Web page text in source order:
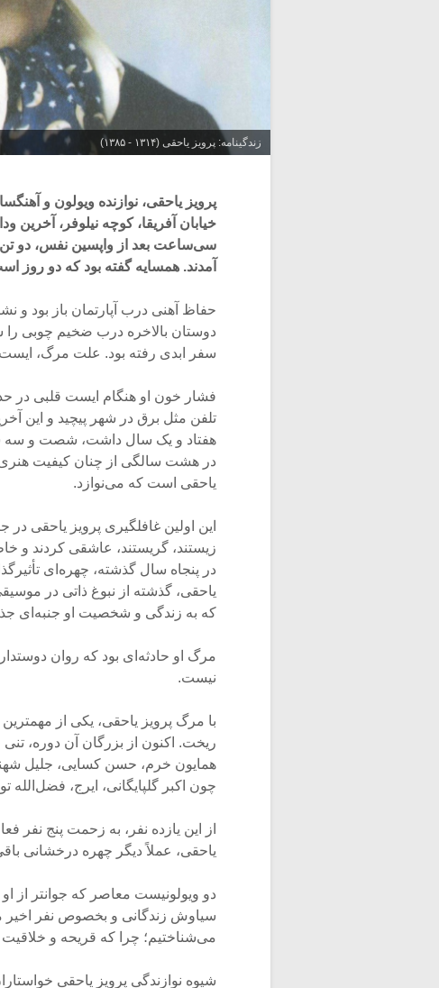
زندگینامه: پرویز یاحقی (۱۳۱۴ - ۱۳۸۵)
پرویز یاحقی، نوازنده ویولون و
خیابان آفریقا، کوچه نیلوفر، آخرین
سی‌ساعت بعد از واپسین نفس، دو تن
آمدند. همسایه گفته بود که دو روز
حفاظ آهنی درب آپارتمان باز بود
دوستان بالاخره درب ضخیم چوبی را
سفر ابدی رفته بود. علت مرگ،
تلفن مثل برق در شهر پیچید و این
هفتاد و یک سال داشت، شصت و سه
در هشت سالگی از چنان کیفیت هنری
یاحقی است که می‌نوازد.
این اولین غافلگیری پرویز یاحقی
زیستند، گریستند، عاشقی کردند و
در پنجاه سال گذشته، چهره‌ای
یاحقی، گذشته از نبوغ ذاتی در
که به زندگی و شخصیت او جنبه‌ای
مرگ او حادثه‌ای بود که روان
نیست.
با مرگ پرویز یاحقی، یکی از
ریخت. اکنون از بزرگان آن دوره،
همایون خرم، حسن کسایی، جلیل
چون اکبر گلپایگانی، ایرج، فضل‌الله
از این یازده نفر، به زحمت پنج نفر
یاحقی، عملاً‌ دیگر چهره درخشانی
دو ویولونیست معاصر که جوانتر از
سیاوش زندگانی و بخصوص نفر اخیر
می‌شناختیم؛ چرا که قریحه و
شیوه نوازندگی پرویز یاحقی